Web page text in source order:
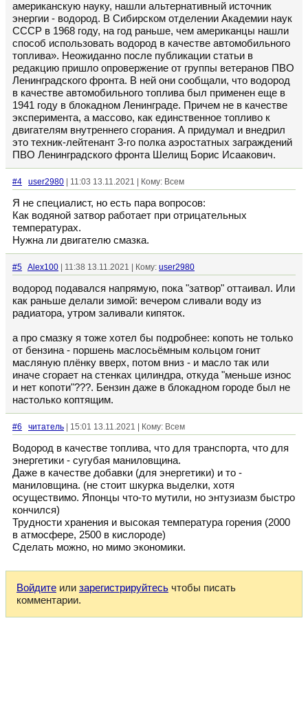
американскую науку, нашли альтернативный источник
энергии - водород. В Сибирском отделении Академии наук
СССР в 1968 году, на год раньше, чем американцы нашли
способ использовать водород в качестве автомобильного
топлива». Неожиданно после публикации статьи в
редакцию пришло опровержение от группы ветеранов ПВО
Ленинградского фронта. В ней они сообщали, что водород
в качестве автомобильного топлива был применен еще в
1941 году в блокадном Ленинграде. Причем не в качестве
эксперимента, а массово, как единственное топливо к
двигателям внутреннего сгорания. А придумал и внедрил
это техник-лейтенант 3-го полка аэростатных заграждений
ПВО Ленинградского фронта Шелищ Борис Исаакович.
#4 user2980 | 11:03 13.11.2021 | Кому: Всем
Я не специалист, но есть пара вопросов:
Как водяной затвор работает при отрицательных
температурах.
Нужна ли двигателю смазка.
#5 Alex100 | 11:38 13.11.2021 | Кому: user2980
водород подавался напрямую, пока "затвор" оттаивал. Или
как раньше делали зимой: вечером сливали воду из
радиатора, утром заливали кипяток.
а про смазку я тоже хотел бы подробнее: копоть не только
от бензина - поршень маслосьёмным кольцом гонит
масляную плёнку вверх, потом вниз - и масло так или
иначе сгорает на стенках цилиндра, откуда "меньше износ
и нет копоти"???. Бензин даже в блокадном городе был не
настолько коптящим.
#6 читатель | 15:01 13.11.2021 | Кому: Всем
Водород в качестве топлива, что для транспорта, что для
энергетики - сугубая маниловщина.
Даже в качестве добавки (для энергетики) и то -
маниловщина. (не стоит шкурка выделки, хотя
осуществимо. Японцы что-то мутили, но энтузиазм быстро
кончился)
Трудности хранения и высокая температура горения (2000
в атмосфере, 2500 в кислороде)
Сделать можно, но мимо экономики.
Войдите или зарегистрируйтесь чтобы писать
комментарии.